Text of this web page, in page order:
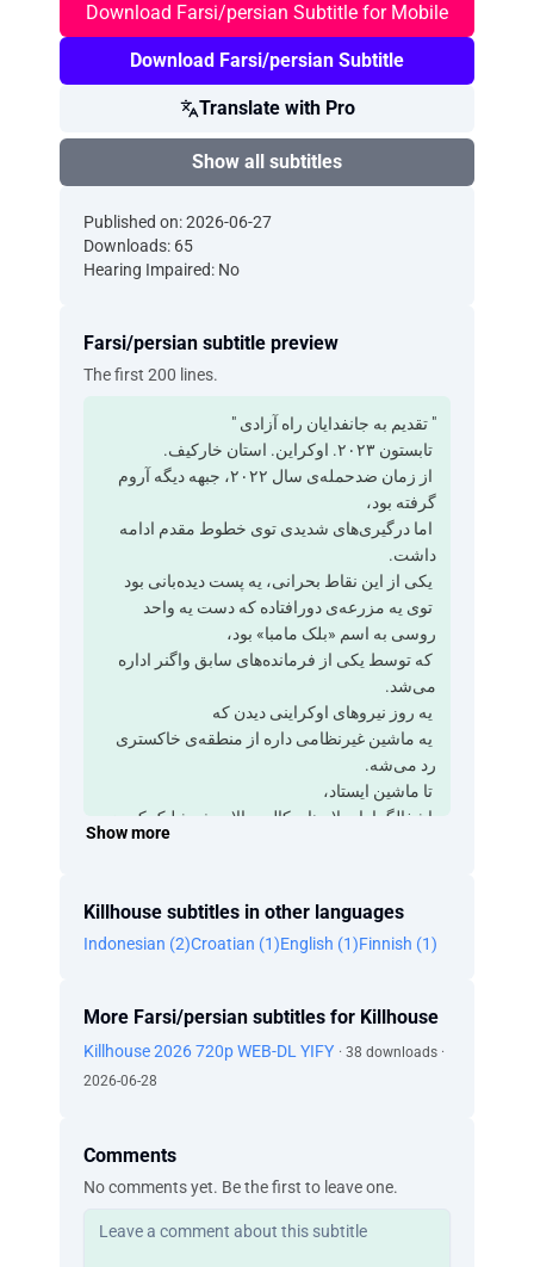
Download Farsi/persian Subtitle for Mobile
Download Farsi/persian Subtitle
Translate with Pro
Show all subtitles
Published on: 2026-06-27
Downloads: 65
Hearing Impaired: No
Farsi/persian subtitle preview
The first 200 lines.
‫" تقدیم به جانفدایان راه آزادی "
‫ تابستون ۲۰۲۳. اوکراین. استان خارکیف.
‫ از زمان ضدحمله‌ی سال ۲۰۲۲، جبهه دیگه آروم
گرفته بود،
‫ اما درگیری‌های شدیدی توی خطوط مقدم ادامه
داشت.
‫ یکی از این نقاط بحرانی، یه پست دیده‌بانی بود
‫ توی یه مزرعه‌ی دورافتاده که دست یه واحد
روسی به اسم «بلک مامبا» بود،
‫ که توسط یکی از فرمانده‌های سابق واگنر اداره
می‌شد.
‫ یه روز نیروهای اوکراینی دیدن که
‫ یه ماشین غیرنظامی داره از منطقه‌ی خاکستری
رد می‌شه.
‫ تا ماشین ایستاد،
‫ اشغالگرا با سلاح‌های کالیبر بالا بهش شلیک کردن.
‫ زن تا پهپاد رو دید، ازش التماس کمک کرد
‫ بدون اینکه بفهمن متعلق به کدوم طرفه.
‫ تصمیم گرفتن عملیات نجات رو ‫با کمک پهپادها
شروع کنن.
‫ موقع تلاش برای هدایت کردن ‫اون زن به یه جای
‫ و به سمت هر دو غیرنظامی اوکراینی شلیک کرد.
‫ با وجود یه سری شرایط ‫حتی پیچیده‌تر،
نجات این زوج ادامه دادن.
Show more
Killhouse subtitles in other languages
Indonesian (2)Croatian (1)English (1)Finnish (1)
More Farsi/persian subtitles for Killhouse
Killhouse 2026 720p WEB-DL YIFY · 38 downloads ·
2026-06-28
Comments
No comments yet. Be the first to leave one.